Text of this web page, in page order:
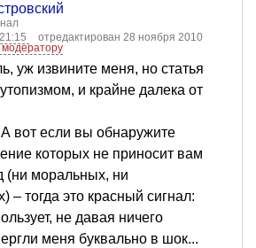
отредактирован 28 ноября 2010
уж извините меня, но статья
и крайне далека от
вот если вы обнаружите
которых не приносит вам
(ни моральных, ни
– тогда это красный сигнал:
не давая ничего
меня буквально в шок...